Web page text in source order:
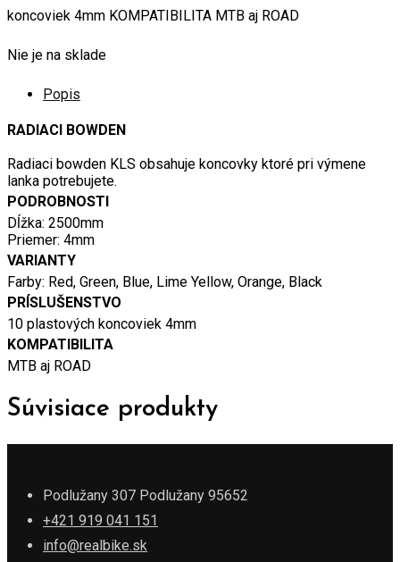
koncoviek 4mm KOMPATIBILITA MTB aj ROAD
Nie je na sklade
Popis
RADIACI BOWDEN
Radiaci bowden KLS obsahuje koncovky ktoré pri výmene
lanka potrebujete.
PODROBNOSTI
Dĺžka: 2500mm
Priemer: 4mm
VARIANTY
Farby: Red, Green, Blue, Lime Yellow, Orange, Black
PRÍSLUŠENSTVO
10 plastových koncoviek 4mm
KOMPATIBILITA
MTB aj ROAD
Súvisiace produkty
Podlužany 307 Podlužany 95652
+421 919 041 151
info@realbike.sk